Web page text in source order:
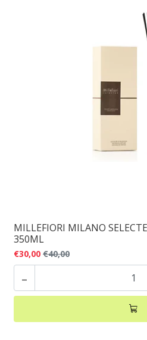
MILLEFIORI MILANO
350ML
€30,00 €40,00
-